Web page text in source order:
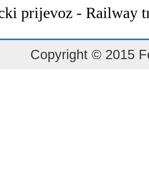
prijevoz - Railway
Copyright © 2015